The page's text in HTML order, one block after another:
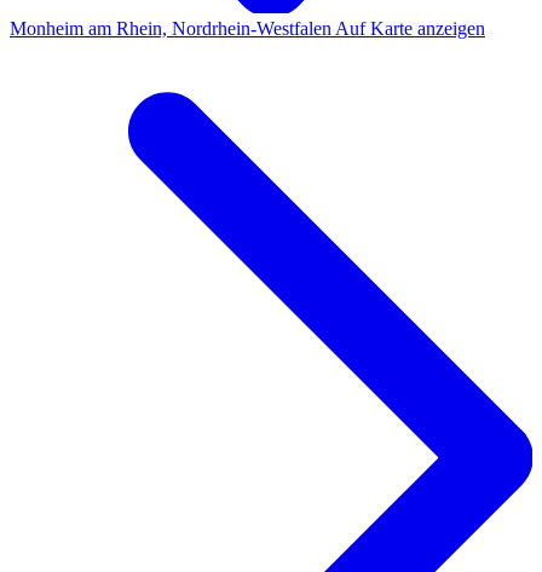
Monheim am Rhein, Nordrhein-Westfalen Auf Karte anzeigen